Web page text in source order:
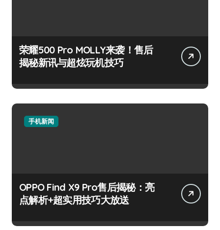
荣耀500 Pro MOLLY来袭！售后
揭秘新讯与超炫玩机技巧
手机新闻
OPPO Find X9 Pro售后揭秘：亮
点解析+超实用技巧大放送